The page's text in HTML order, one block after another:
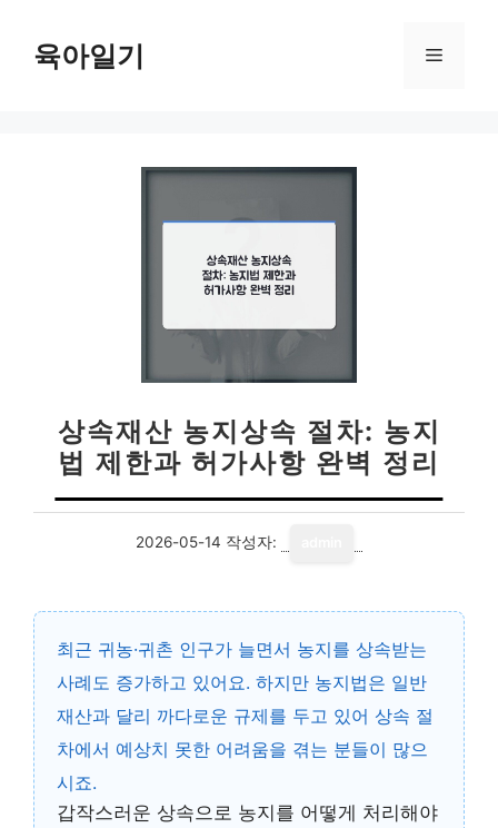
육아일기 메
상속재산 농지상속 절차: 농지
법 제한과 허가사항 완벽 정리
2026-05-14 작성자:
최근 귀농·귀촌 인구가 늘면서 농지를 상속받는
사례도 증가하고 있어요. 하지만 농지법은 일반
재산과 달리 까다로운 규제를 두고 있어 상속 절
차에서 예상치 못한 어려움을 겪는 분들이 많으
시죠.
갑작스러운 상속으로 농지를 어떻게 처리해야